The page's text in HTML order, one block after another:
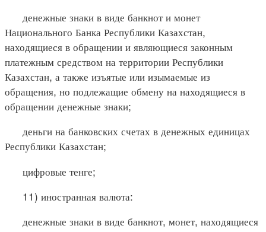
денежные знаки в виде банкнот и монет
Национального Банка Республики Казахстан,
находящиеся в обращении и являющиеся законным
платежным средством на территории Республики
Казахстан, а также изъятые или изымаемые из
обращения, но подлежащие обмену на находящиеся в
обращении денежные знаки;
деньги на банковских счетах в денежных единицах
Республики Казахстан;
цифровые тенге;
11) иностранная валюта:
денежные знаки в виде банкнот, монет, находящиеся